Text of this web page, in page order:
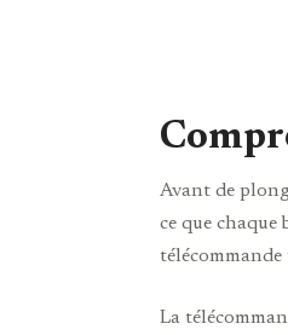
Avant de
ce que
télécommande
La